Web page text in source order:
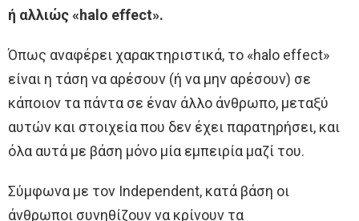
ή αλλιώς «halo effect».
Όπως αναφέρει χαρακτηριστικά, το «halo effect»
είναι η τάση να αρέσουν (ή να μην αρέσουν) σε
κάποιον τα πάντα σε έναν άλλο άνθρωπο, μεταξύ
αυτών και στοιχεία που δεν έχει παρατηρήσει, και
όλα αυτά με βάση μόνο μία εμπειρία μαζί του.
Σύμφωνα με τον Independent, κατά βάση οι
άνθρωποι συνηθίζουν να κρίνουν τα